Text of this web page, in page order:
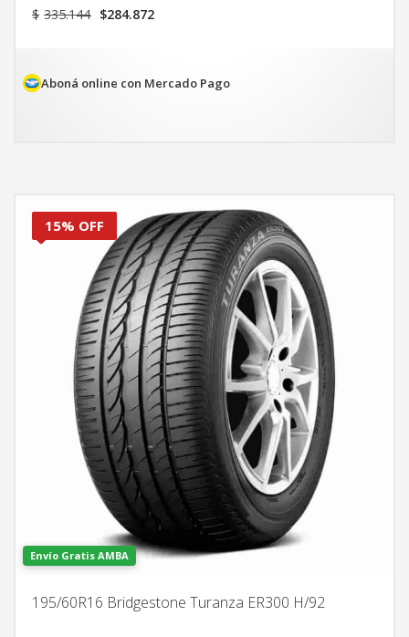
$ 335.144 El
$335.144.
$284.872El
$284.872.
Aboná online con Mercado Pago
15% OFF
Envío Gratis AMBA
195/60R16 Bridgestone Turanza ER300 H/92